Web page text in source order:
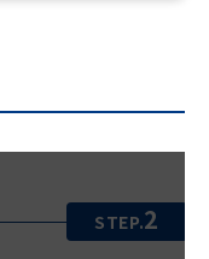
STEP.2